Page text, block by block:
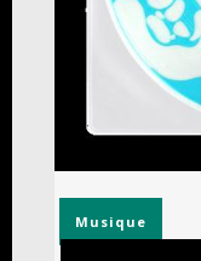
Musique